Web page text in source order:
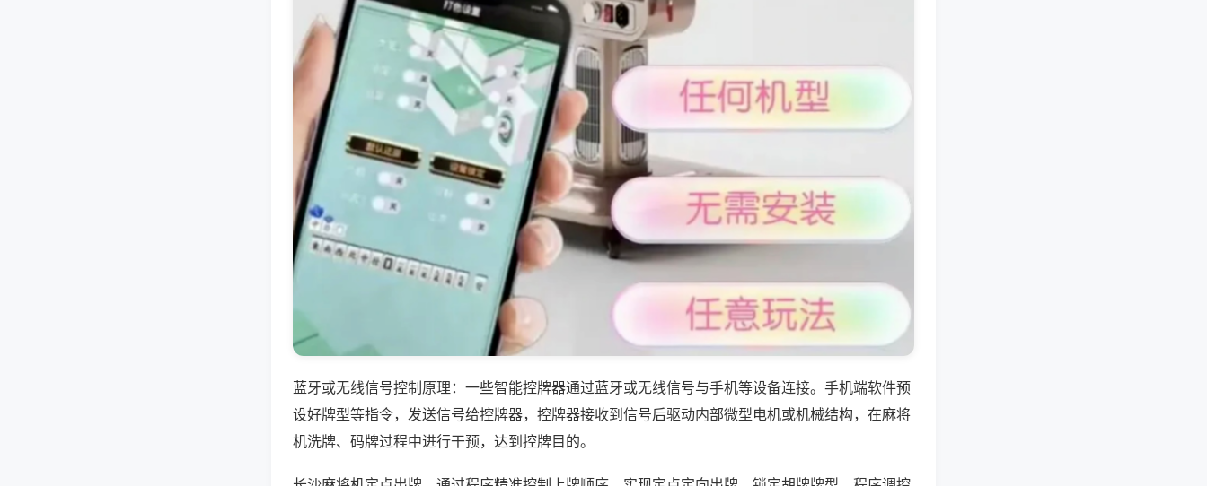
蓝牙或无线信号控制原理：一些智能控牌器通过蓝牙或无线信号与手机等设备连接。手机端软件预
设好牌型等指令，发送信号给控牌器，控牌器接收到信号后驱动内部微型电机或机械结构，在麻将
机洗牌、码牌过程中进行干预，达到控牌目的。